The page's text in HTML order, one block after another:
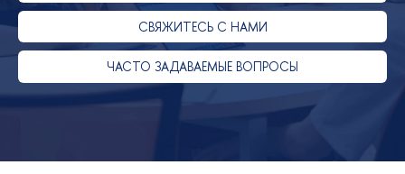
СВЯЖИТЕСЬ С НАМИ
ЧАСТО ЗАДАВАЕМЫЕ ВОПРОСЫ